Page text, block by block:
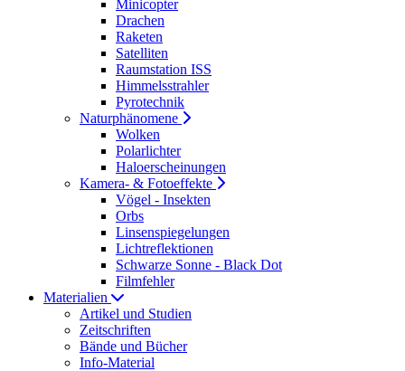
Minicopter
Drachen
Raketen
Satelliten
Raumstation ISS
Himmelsstrahler
Pyrotechnik
Naturphänomene
Wolken
Polarlichter
Haloerscheinungen
Kamera- & Fotoeffekte
Vögel - Insekten
Orbs
Linsenspiegelungen
Lichtreflektionen
Schwarze Sonne - Black Dot
Filmfehler
Materialien
Artikel und Studien
Zeitschriften
Bände und Bücher
Info-Material